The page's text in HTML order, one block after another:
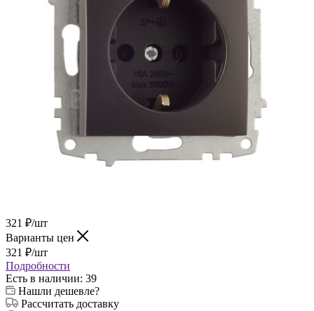
321 ₽/шт
Варианты цен
321 ₽/шт
Подробности
Есть в наличии: 39
Нашли дешевле?
Рассчитать доставку